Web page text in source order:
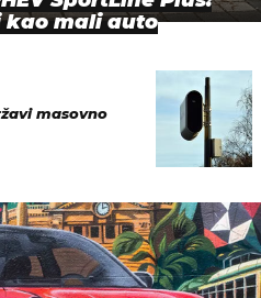
kao mali auto
masovno